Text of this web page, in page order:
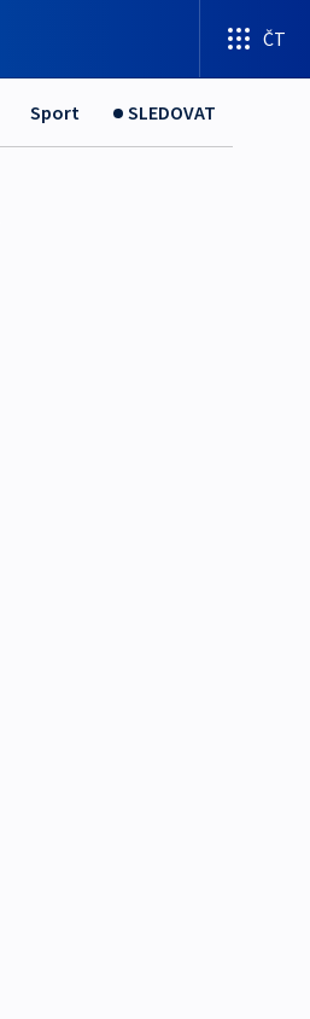
ČT
Sport SLEDOVAT